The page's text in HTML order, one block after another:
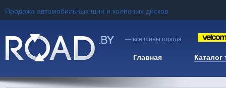
Продажа автомобильных шин и колёсных дисков
— все шины города
Главная Каталог